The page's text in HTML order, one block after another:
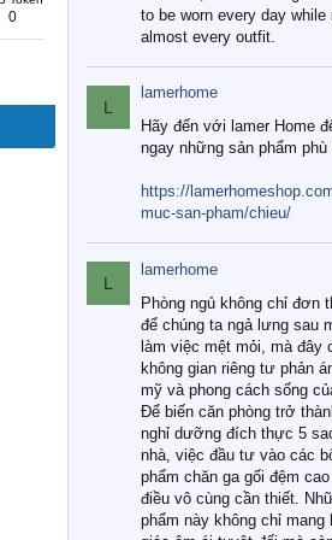
0
to be worn every day while
almost every outfit.
L
lamerhome
Hãy đến với lamer Home
ngay những sản phẩm phù
https://
muc-san-pham/chieu/
L
lamerhome
Phòng ngủ không chỉ đơn
để chúng ta ngả lưng sau
làm việc mệt mỏi, mà đây
không gian riêng tư phản
mỹ và phong cách sống
Để biến căn phòng trở
nghỉ dưỡng đích thực 5
nhà, việc đầu tư vào các
phẩm chăn ga gối đệm
điều vô cùng cần thiết.
phẩm này không chỉ mang